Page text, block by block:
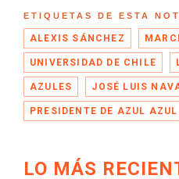
ETIQUETAS DE ESTA
ALEXIS SÁNCHEZ
UNIVERSIDAD DE CHILE
AZULES JOSÉ LUIS
PRESIDENTE DE AZUL AZUL
LO MÁS